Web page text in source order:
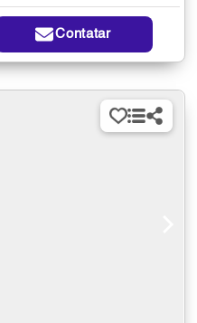
Contatar